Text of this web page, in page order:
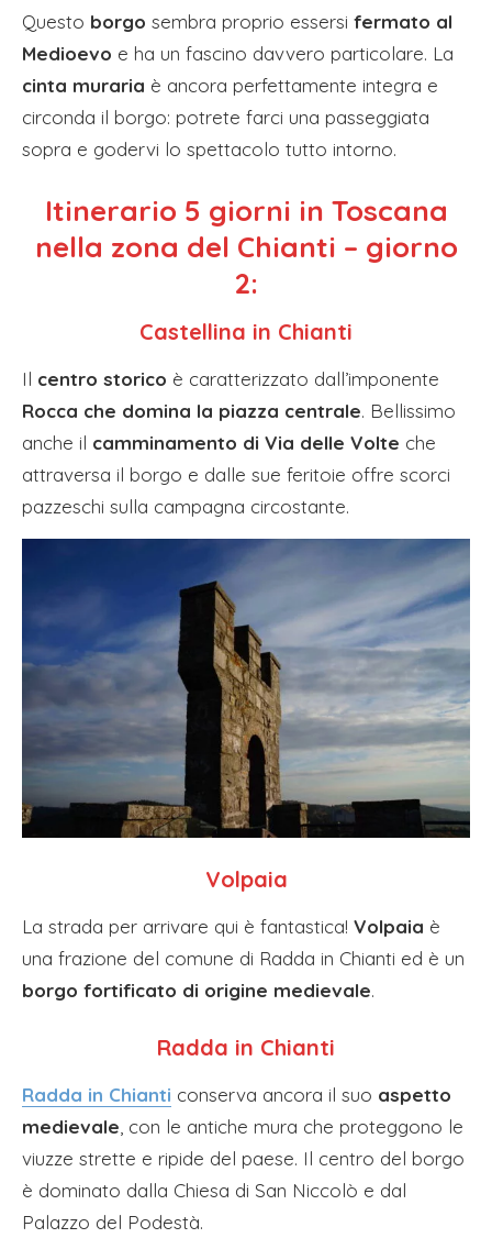
Questo borgo sembra proprio essersi fermato al
Medioevo e ha un fascino davvero particolare. La
cinta muraria è ancora perfettamente integra e
circonda il borgo: potrete farci una passeggiata
sopra e godervi lo spettacolo tutto intorno.
Itinerario 5 giorni in Toscana
nella zona del Chianti – giorno
2:
Castellina in Chianti
Il centro storico è caratterizzato dall’imponente
Rocca che domina la piazza centrale. Bellissimo
anche il camminamento di Via delle Volte che
attraversa il borgo e dalle sue feritoie offre scorci
pazzeschi sulla campagna circostante.
Volpaia
La strada per arrivare qui è fantastica! Volpaia è
una frazione del comune di Radda in Chianti ed è un
borgo fortificato di origine medievale.
Radda in Chianti
Radda in Chianti conserva ancora il suo aspetto
medievale , con le antiche mura che proteggono le
viuzze strette e ripide del paese. Il centro del borgo
è dominato dalla Chiesa di San Niccolò e dal
Palazzo del Podestà.